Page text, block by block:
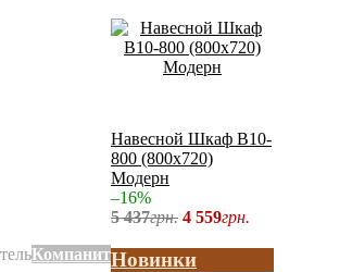
Компанит
Навесной Шкаф В10-
800 (800x720)
Модерн
–16%
5 437грн. 4 559грн.
Новинки